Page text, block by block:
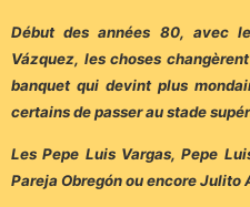
Début des années 80, avec
Vázquez, les choses
banquet qui devint plus
certains de passer au stade
Les Pepe Luis Vargas, Pepe
Pareja Obregón ou encore